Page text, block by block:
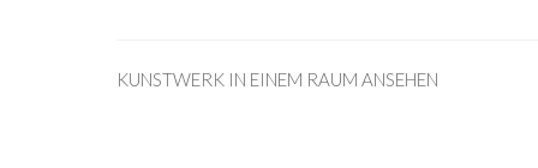
KUNSTWERK IN EINEM RAUM ANSEHEN